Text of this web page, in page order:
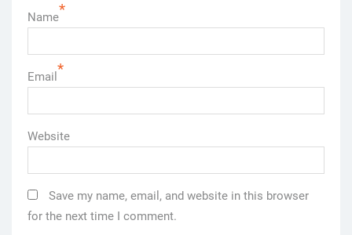
Name*
Email *
Website
Save my name, email, and website in this browser
for the next time I comment.